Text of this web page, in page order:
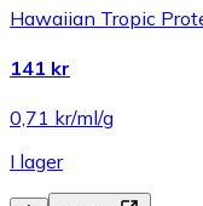
Hawaiian Tropic
141 kr
0,71 kr/ml/g
I lager